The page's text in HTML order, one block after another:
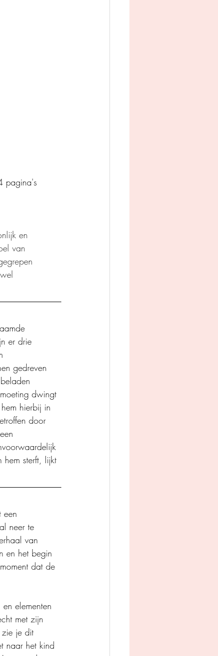
pagina's
en
van
er drie
gedreven
dwingt
hierbij in
door
sterft, lijkt
een
neer te
van
en het begin
dat de
elementen
met zijn
zie je dit
naar het kind